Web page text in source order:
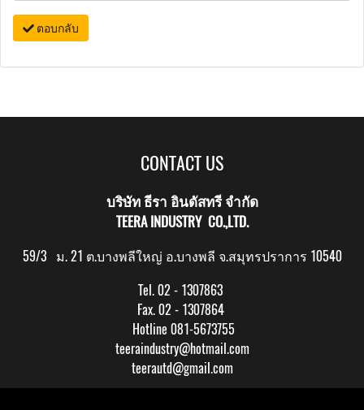
ตอบกลับ
CONTACT US
บริษัท ธีรา อินดัสทรี จำกัด
TEERA INDUSTRY CO.,LTD.
59/3 ม. 21 ต.บางพลีใหญ่ อ.บางพลี จ.สมุทรปราการ 10540
Tel. 02 - 1307863
Fax. 02 - 1307864
Hotline 081-5673755
teeraindustry@hotmail.com
teerautd@gmail.com